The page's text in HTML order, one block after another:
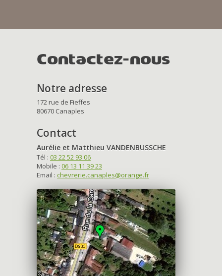
Contactez-nous
Notre adresse
172 rue de Fieffes
80670 Canaples
Contact
Aurélie et Matthieu VANDENBUSSCHE
Tél : 03 22 52 93 06
Mobile : 06 13 11 39 23
Email : chevrerie.canaples@orange.fr